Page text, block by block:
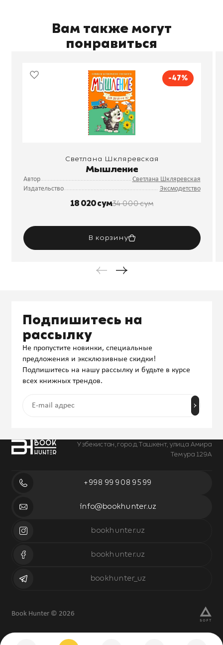
Вам также могут
понравиться
-47%
Светлана Шкляревская
Мышление
Автор
Светлана Шкляревская
Издательство
Эксмодетство
18 020 сум34 000 сум
В корзину
Узбекистан, город Ташкент, улица Амира
Темура 129А
+998 99 908 95 99
info@bookhunter.uz
bookhunter.uz
bookhunter.uz
bookhunter_uz
Подпишитесь на
рассылку
Не пропустите новинки, специальные
предложения и эксклюзивные скидки!
Подпишитесь на нашу рассылку и будьте в курсе
всех книжных трендов.
Book Hunter © 2026